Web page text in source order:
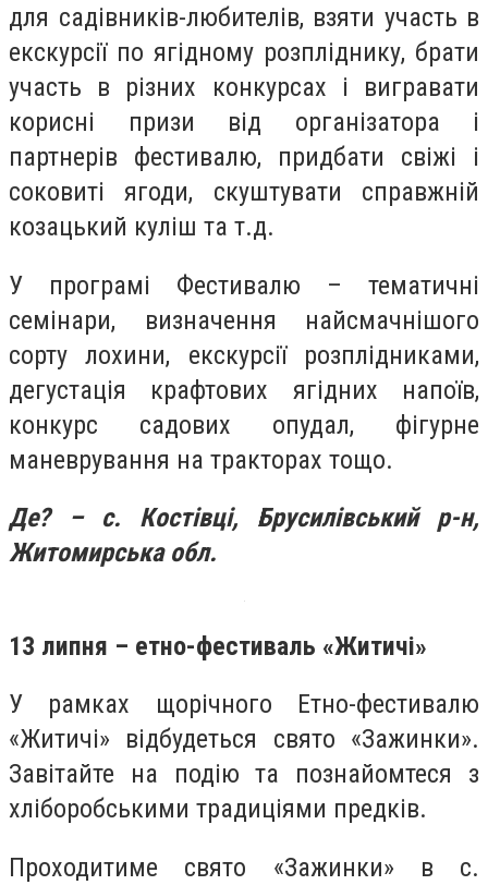
для садівників-любителів, взяти участь в
екскурсії по ягідному розпліднику, брати
участь в різних конкурсах і вигравати
корисні призи від організатора і
партнерів фестивалю, придбати свіжі і
соковиті ягоди, скуштувати справжній
козацький куліш та т.д.
У програмі Фестивалю – тематичні
семінари, визначення найсмачнішого
сорту лохини, екскурсії розплідниками,
дегустація крафтових ягідних напоїв,
конкурс садових опудал, фігурне
маневрування на тракторах тощо.
Де? – с. Костівці, Брусилівський р-н,
Житомирська обл.
13 липня – етно-фестиваль «Житичі»
У рамках щорічного Етно-фестивалю
«Житичі» відбудеться свято «Зажинки».
Завітайте на подію та познайомтеся з
хліборобськими традиціями предків.
Проходитиме свято «Зажинки» в с.